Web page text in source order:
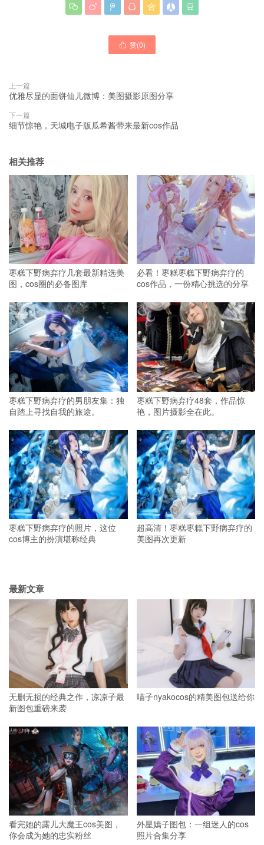
      
 赞(0)
上一篇
优雅尽显的面饼仙儿微博：美图摄影原图分享
下一篇
细节惊艳，天城电子版瓜希酱带来最新cos作品
相关推荐
枣糕下野病弃疗几套最新精选美
图，cos圈的必备图库
必看！枣糕枣糕下野病弃疗的
cos作品，一份精心挑选的分享
枣糕下野病弃疗的男朋友集：独
自踏上寻找自我的旅途。
枣糕下野病弃疗48套，作品惊
艳，图片摄影全在此。
枣糕下野病弃疗的照片，这位
cos博主的扮演堪称经典
超高清！枣糕枣糕下野病弃疗的
美图再次更新
最新文章
无删无损的经典之作，凉凉子最
新图包重磅来袭
喵子nyakocos的精美图包送给你
看完她的露儿大魔王cos美图，
你会成为她的忠实粉丝
外星嫣子图包：一组迷人的cos
照片合集分享